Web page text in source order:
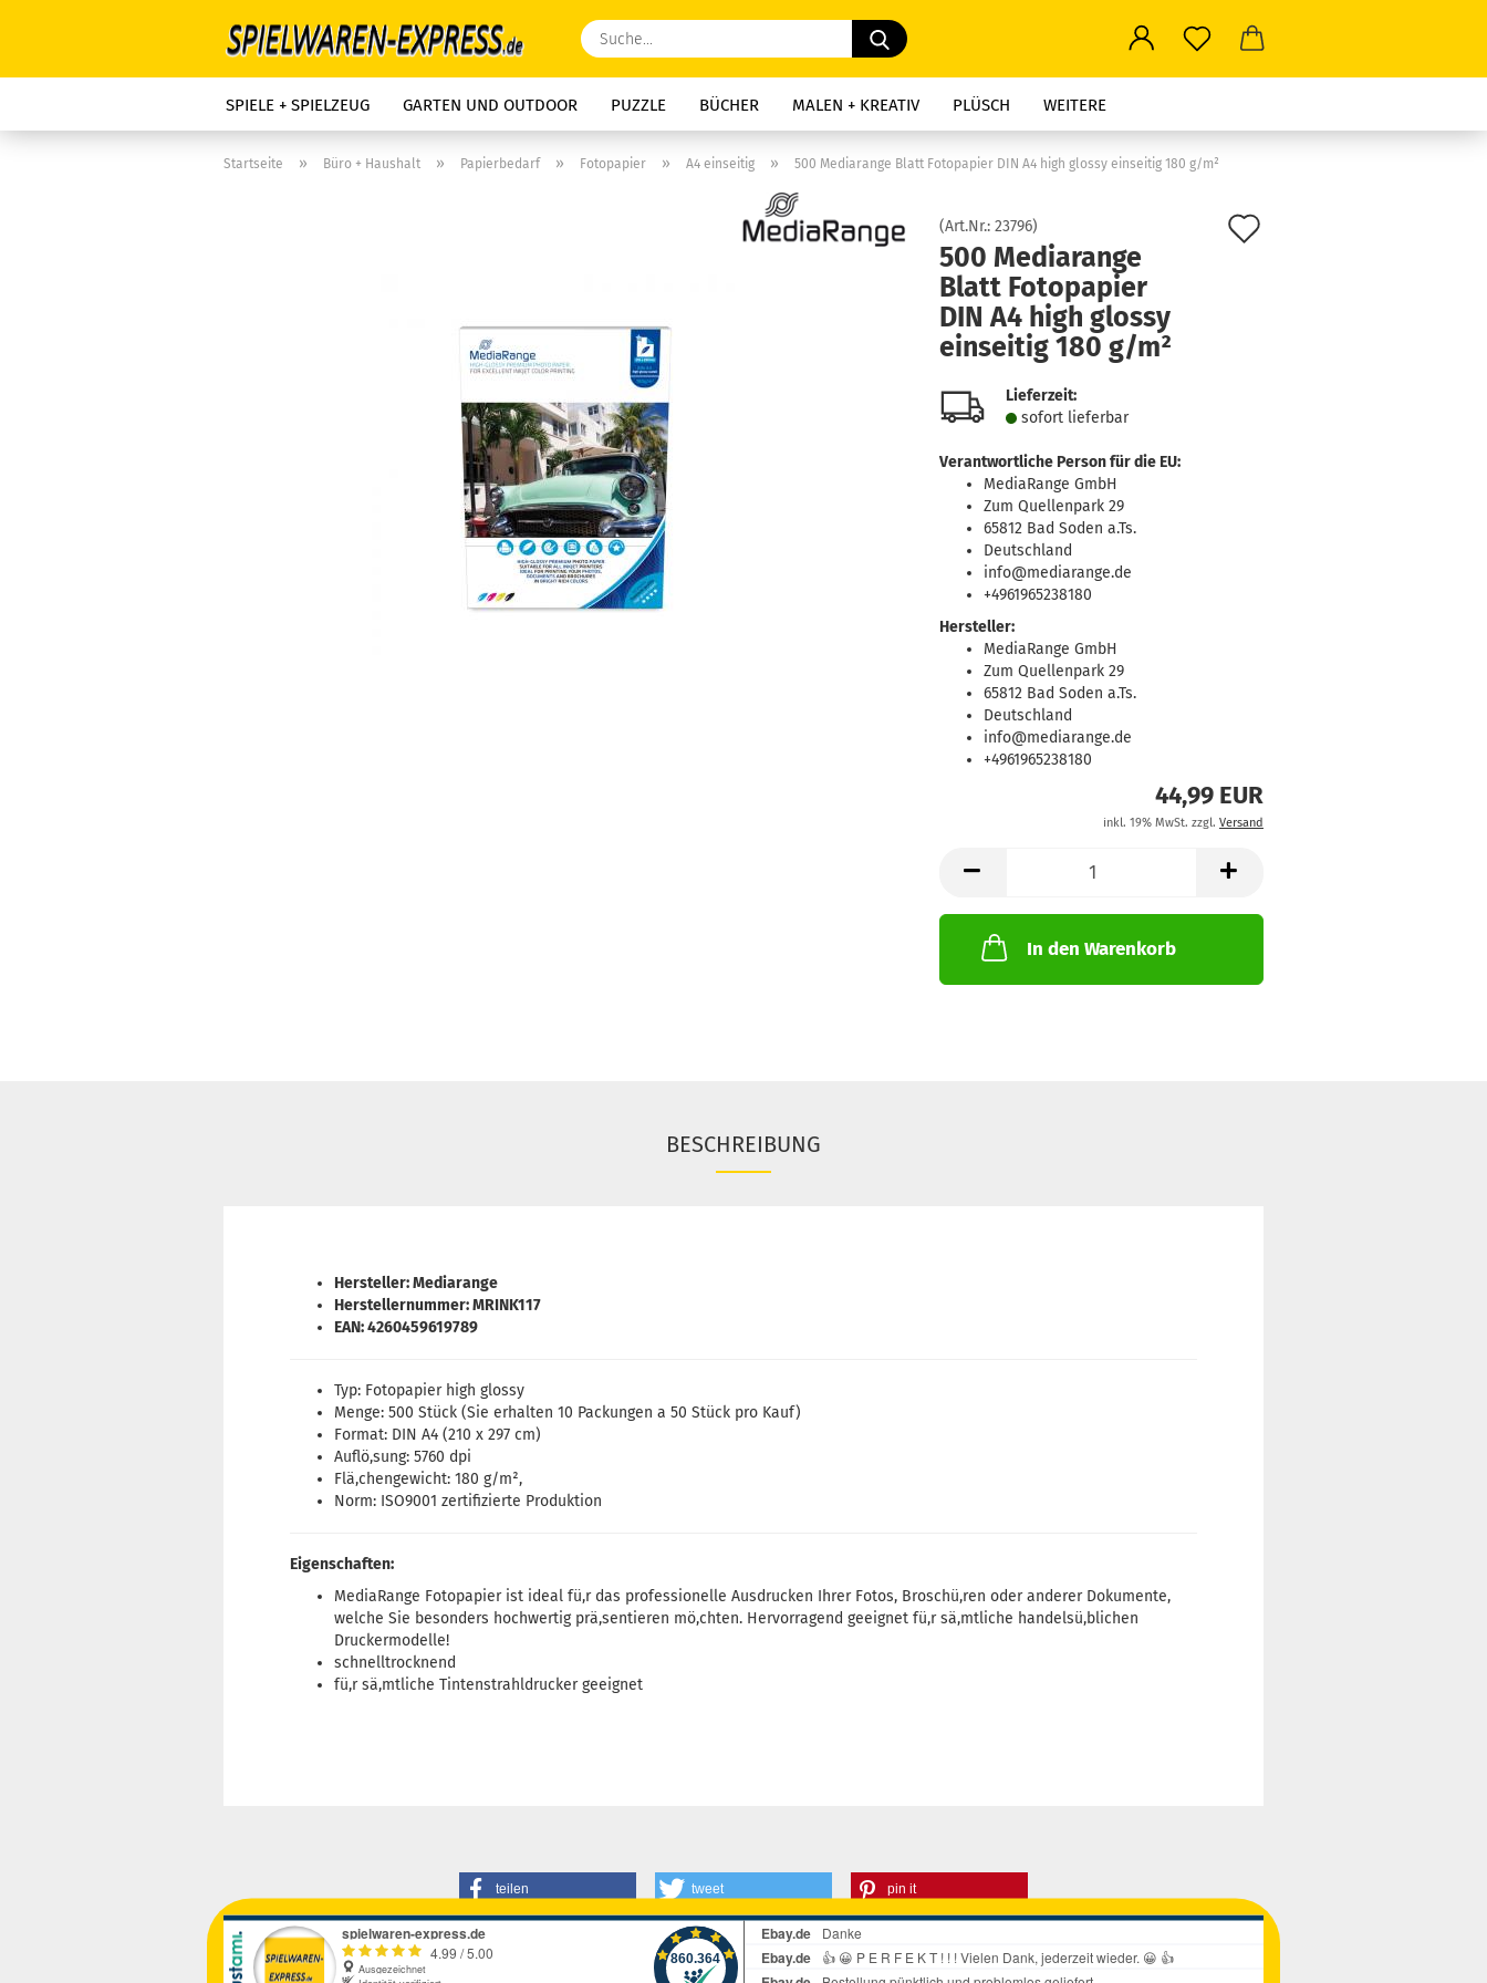
Suche...
SPIELE + SPIELZEUG GARTEN UND OUTDOOR PUZZLE BÜCHER MALEN + KREATIV PLÜSCH WEITERE
Startseite » Büro + Haushalt » Papierbedarf » Fotopapier » A4 einseitig » 500 Mediarange Blatt Fotopapier DIN A4 high glossy einseitig 180 g/m²
(Art.Nr.: 23796)
500 Mediarange
Blatt Fotopapier
DIN A4 high glossy
einseitig 180 g/m²
Lieferzeit:
sofort lie­fer­bar
Verantwortliche Person für die EU:
MediaRange GmbH
Zum Quellenpark 29
65812 Bad Soden a.Ts.
Deutschland
info@mediarange.de
+4961965238180
Hersteller:
MediaRange GmbH
Zum Quellenpark 29
65812 Bad Soden a.Ts.
Deutschland
info@mediarange.de
+4961965238180
44,99 EUR
inkl. 19% MwSt. zzgl. Versand
In den Warenkorb
BESCHREIBUNG
Hersteller: Mediarange
Herstellernummer: MRINK117
EAN: 4260459619789
Typ: Fotopapier high glossy
Menge: 500 Stück (Sie erhalten 10 Packungen a 50 Stück pro Kauf)
Format: DIN A4 (210 x 297 cm)
Auflö,sung: 5760 dpi
Flä,chengewicht: 180 g/m²,
Norm: ISO9001 zertifizierte Produktion
Eigenschaften:
MediaRange Fotopapier ist ideal fü,r das professionelle Ausdrucken Ihrer Fotos, Broschü,ren oder anderer Dokumente,
welche Sie besonders hochwertig prä,sentieren mö,chten. Hervorragend geeignet fü,r sä,mtliche handelsü,blichen
Druckermodelle!
schnelltrocknend
fü,r sä,mtliche Tintenstrahldrucker geeignet
teilen tweet pin it